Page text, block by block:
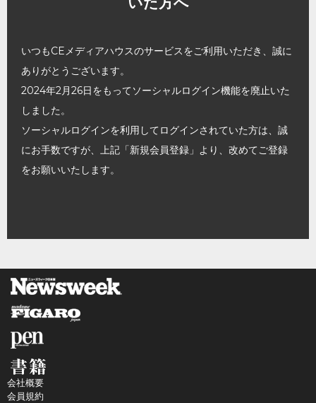
いつもCEメディアハウスのサービスをご利用いただき、誠に
ありがとうございます。
2024年2月26日をもってソーシャルログイン機能を廃止いた
しました。
ソーシャルログインを利用してログインされていた方は、誠
にお手数ですが、上記「新規会員登録」より、改めてご登録
をお願いいたします。
会社概要
会員規約